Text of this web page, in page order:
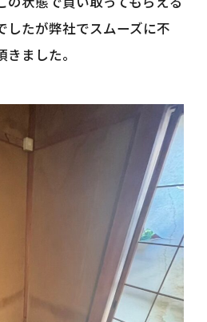
したが弊社でスムーズに不
ました。